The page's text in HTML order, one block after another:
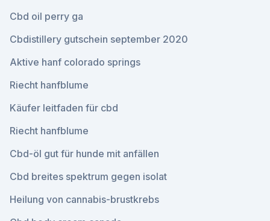
Cbd oil perry ga
Cbdistillery gutschein september 2020
Aktive hanf colorado springs
Riecht hanfblume
Käufer leitfaden für cbd
Riecht hanfblume
Cbd-öl gut für hunde mit anfällen
Cbd breites spektrum gegen isolat
Heilung von cannabis-brustkrebs